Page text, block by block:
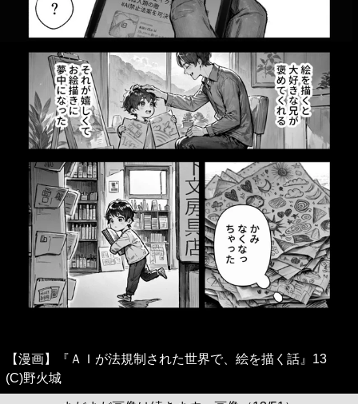
【漫画】『ＡＩが法規制された世界で、絵を描く話』13
(C)野火城